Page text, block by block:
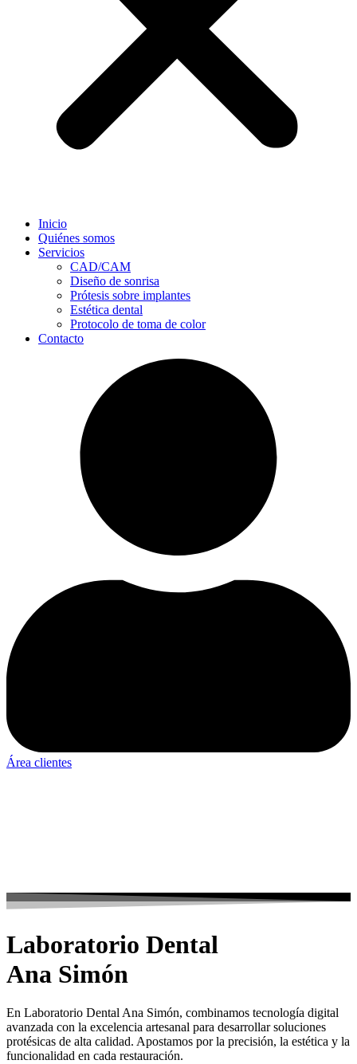
Inicio
Quiénes somos
Servicios
CAD/CAM
Diseño de sonrisa
Prótesis sobre implantes
Estética dental
Protocolo de toma de color
Contacto
Área clientes
Laboratorio Dental
Ana Simón
En Laboratorio Dental Ana Simón, combinamos tecnología digital
avanzada con la excelencia artesanal para desarrollar soluciones
protésicas de alta calidad. Apostamos por la precisión, la estética y la
funcionalidad en cada restauración.